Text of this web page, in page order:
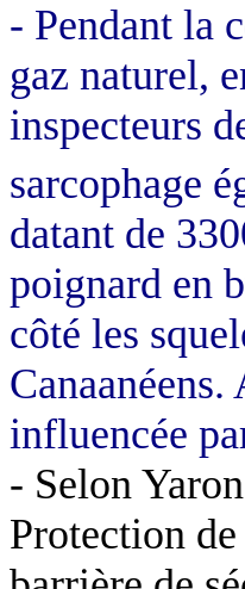
- Pendant la
gaz naturel,
inspecteurs
sarcophage
datant de
poignard en
côté les
influencée
- Selon
Protection